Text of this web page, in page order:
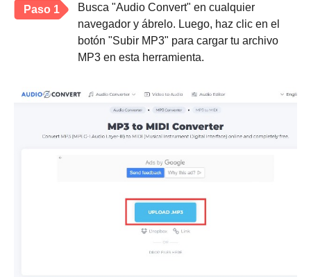
Paso 1
Busca "Audio Convert" en cualquier
navegador y ábrelo. Luego, haz clic en el
botón "Subir MP3" para cargar tu archivo
MP3 en esta herramienta.